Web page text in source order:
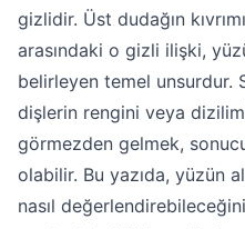
gizlidir. Üst dudağın
arasındaki o gizli ilişki,
belirleyen temel unsurdur.
dişlerin rengini veya
görmezden gelmek,
olabilir. Bu yazıda, yüzün
nasıl